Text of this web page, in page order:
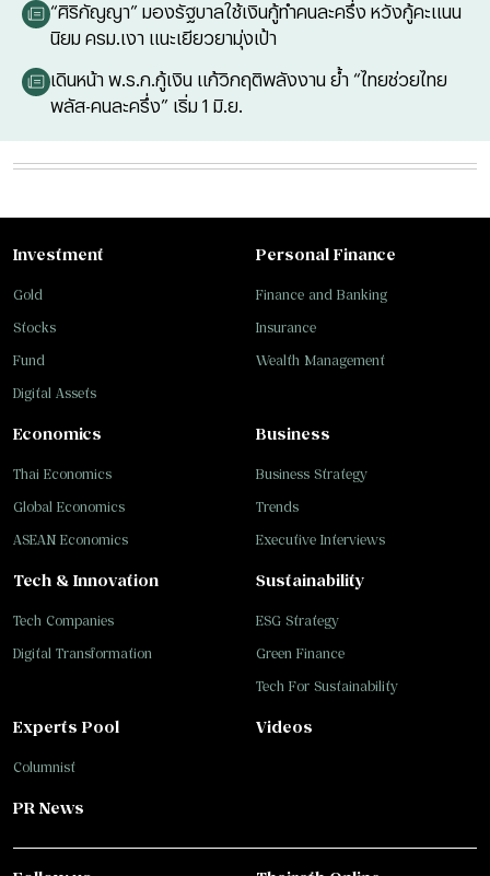
“ศิริกัญญา” มองรัฐบาลใช้เงินกู้ทำคนละครึ่ง หวังกู้คะแนน
นิยม ครม.เงา แนะเยียวยามุ่งเป้า
เดินหน้า พ.ร.ก.กู้เงิน แก้วิกฤติพลังงาน ย้ำ “ไทยช่วยไทย
พลัส-คนละครึ่ง” เริ่ม 1 มิ.ย.
Investment
Gold
Stocks
Fund
Digital Assets
Personal Finance
Finance and Banking
Insurance
Wealth Management
Business
Business Strategy
Trends
Executive Interviews
Tech & Innovation
Tech Companies
Digital Transformation
Sustainability
ESG Strategy
Green Finance
Tech For Sustainability
Economics
Thai Economics
Global Economics
ASEAN Economics
Experts Pool
Columnist
Videos
PR News